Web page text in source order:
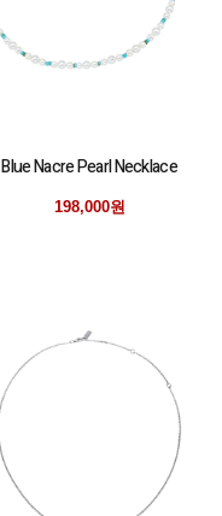
Blue Nacre Pearl Necklace
198,000원